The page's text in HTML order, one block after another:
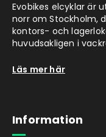
Evobikes elcyklar är
norr om Stockholm,
kontors- och
huvudsakligen i
Läs mer här
Information